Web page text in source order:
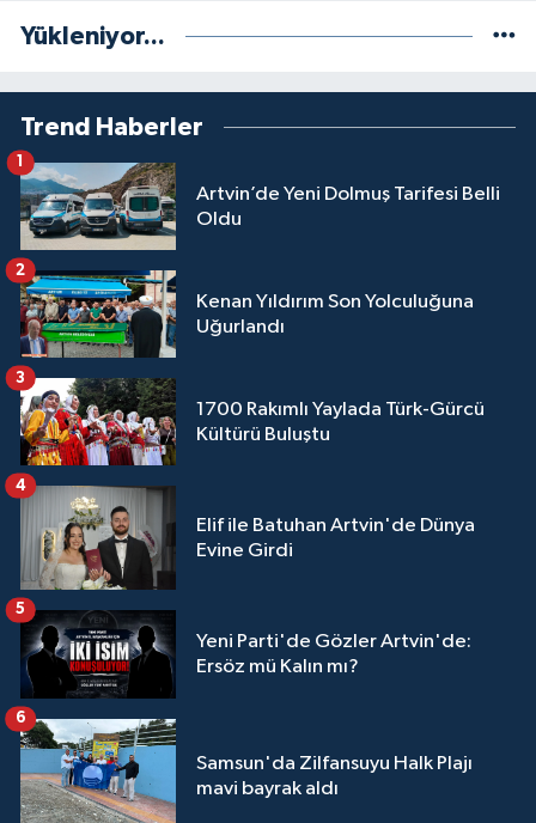
Yükleniyor...
Trend Haberler
Artvin’de Yeni Dolmuş Tarifesi Belli
Oldu
1
Kenan Yıldırım Son Yolculuğuna
Uğurlandı
2
1700 Rakımlı Yaylada Türk-Gürcü
Kültürü Buluştu
3
Elif ile Batuhan Artvin'de Dünya
Evine Girdi
4
Yeni Parti'de Gözler Artvin'de:
Ersöz mü Kalın mı?
5
Samsun'da Zilfansuyu Halk Plajı
mavi bayrak aldı
6